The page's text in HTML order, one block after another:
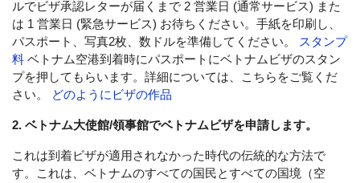
ルでビザ承認レターが届くまで 2 営業日 (通常サービス) また
は 1 営業日 (緊急サービス) お待ちください。手紙を印刷し、
パスポート、写真2枚、数ドルを準備してください。
スタンプ
料 ベトナム空港到着時にパスポートにベトナムビザのスタン
プを押してもらいます。詳細については、こちらをご覧くだ
さい。
どのようにビザの作品
2. ベトナム大使館/領事館でベトナムビザを申請します。
これは到着ビザが適用されなかった時代の伝統的な方法で
す。これは、ベトナムのすべての国民とすべての国境（空